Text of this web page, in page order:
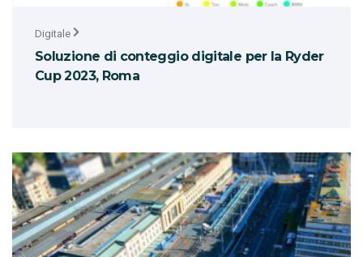
Digitale
Soluzione di conteggio digitale per la Ryder
Cup 2023, Roma